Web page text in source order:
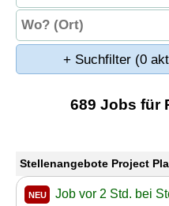
+ Suchfilter (0
689 Jobs für
Stellenangebote Project
NEU Job vor 2 Std. bei